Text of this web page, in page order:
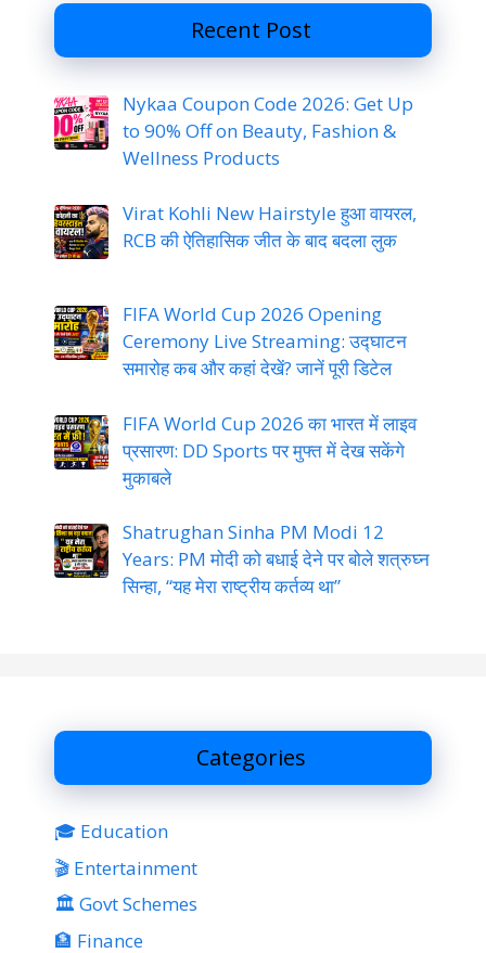
Recent Post
Nykaa Coupon Code 2026: Get Up
to 90% Off on Beauty, Fashion &
Wellness Products
Virat Kohli New Hairstyle हुआ वायरल,
RCB की ऐतिहासिक जीत के बाद बदला लुक
FIFA World Cup 2026 Opening
Ceremony Live Streaming: उद्घाटन
समारोह कब और कहां देखें? जानें पूरी डिटेल
FIFA World Cup 2026 का भारत में लाइव
प्रसारण: DD Sports पर मुफ्त में देख सकेंगे
मुकाबले
Shatrughan Sinha PM Modi 12
Years: PM मोदी को बधाई देने पर बोले शत्रुघ्न
सिन्हा, “यह मेरा राष्ट्रीय कर्तव्य था”
Categories
🎓 Education
🎬 Entertainment
🏛 Govt Schemes
🏦 Finance